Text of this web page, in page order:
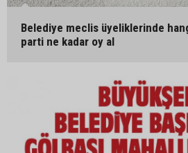
Belediye meclis üyeliklerinde
parti ne kadar oy al